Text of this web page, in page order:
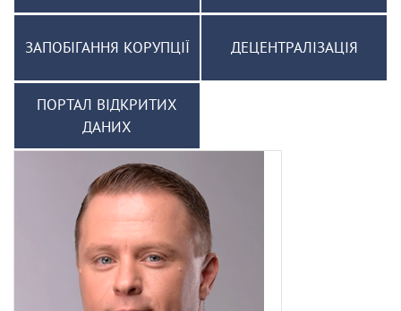
ЗАПОБІГАННЯ КОРУПЦІЇ ДЕЦЕНТРАЛІЗАЦІЯ
ПОРТАЛ ВІДКРИТИХ
ДАНИХ